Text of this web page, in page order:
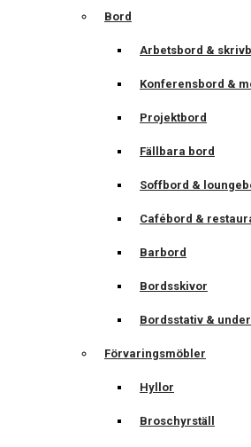
Bord
Arbetsbord &
Konferensbord &
Projektbord
Fällbara bord
Soffbord &
Cafébord &
Barbord
Bordsskivor
Bordsstativ &
Förvaringsmöbler
Hyllor
Broschyrställ